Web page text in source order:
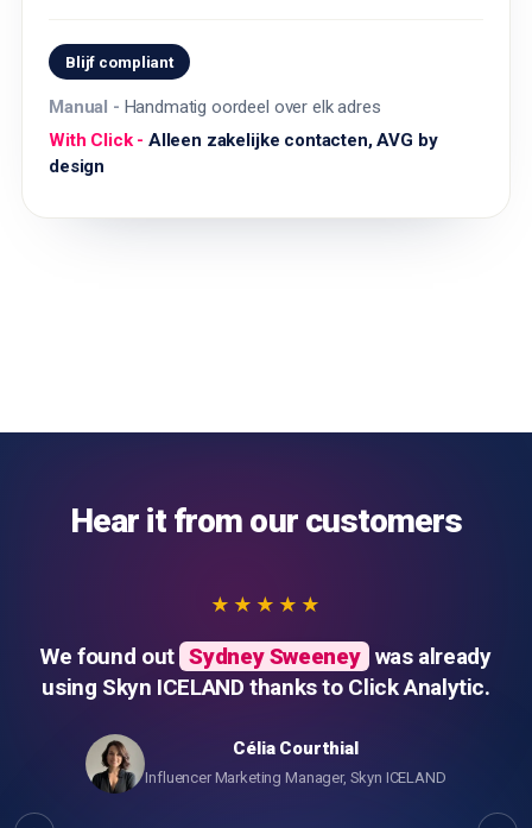
Blijf compliant
Handmatig oordeel over elk adres
Alleen zakelijke contacten, AVG by
design
Hear it from our customers
★★★★★
We found out Sydney Sweeney was already
using Skyn ICELAND thanks to Click Analytic.
Célia Courthial
Influencer Marketing Manager, Skyn ICELAND